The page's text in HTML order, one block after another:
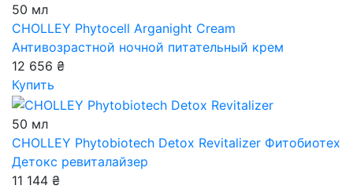
50 мл
CHOLLEY Phytocell Arganight Cream
Антивозрастной ночной питательный крем
12 656 ₴
Купить
50 мл
CHOLLEY Phytobiotech Detox Revitalizer Фитобиотех
Детокс ревиталайзер
11 144 ₴